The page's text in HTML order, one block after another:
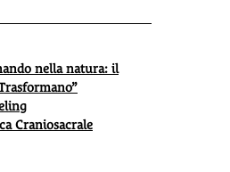
nella natura: il
Craniosacrale